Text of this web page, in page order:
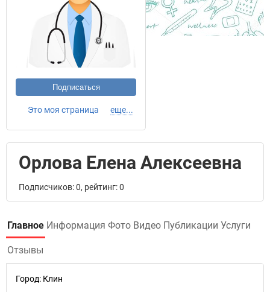
Подписаться
Это моя страница еще...
Орлова Елена Алексеевна
Подписчиков: 0, рейтинг: 0
Главное Информация Фото Видео Публикации Услуги
Отзывы
Город: Клин